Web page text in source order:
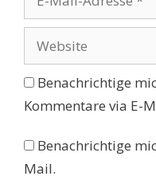
Mail-
Adresse
Benachrichtige
Kommentare via E-
Benachrichtige
Mail.